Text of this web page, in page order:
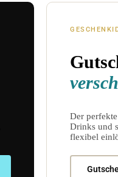
Der
Drinks und
flexibel